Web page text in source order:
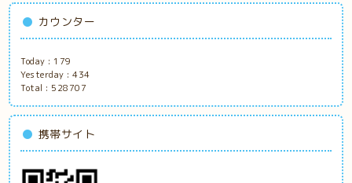
カウンター
Today : 179
Yesterday :434
Total : 528707
携帯サイト